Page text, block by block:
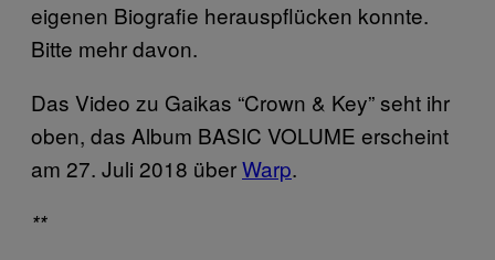
eigenen Biografie herauspflücken konnte.
Bitte mehr davon.
Das Video zu Gaikas “Crown & Key” seht ihr
oben, das Album BASIC VOLUME erscheint
am 27. Juli 2018 überWarp.
**